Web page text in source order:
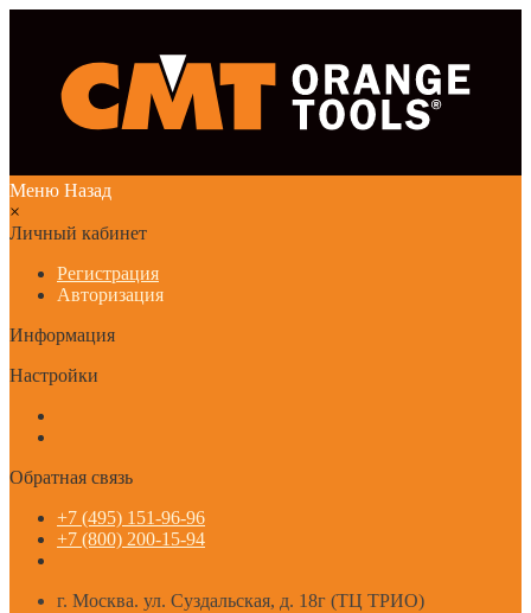
Меню Назад
×
Личный кабинет
Регистрация
Авторизация
Информация
Настройки
Обратная связь
+7 (495) 151-96-96
+7 (800) 200-15-94
г. Москва. ул. Суздальская, д. 18г (ТЦ ТРИО)